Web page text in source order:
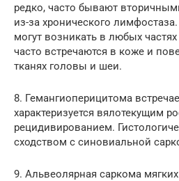
редко, часто бывают
из-за хронического
могут возникать в любых
часто встречаются в коже и
тканях головы и шеи.
8. Гемангиоперицитома
характеризуется вялотекущим
рецидивированием.
сходством с синовиальной
9. Альвеолярная саркома